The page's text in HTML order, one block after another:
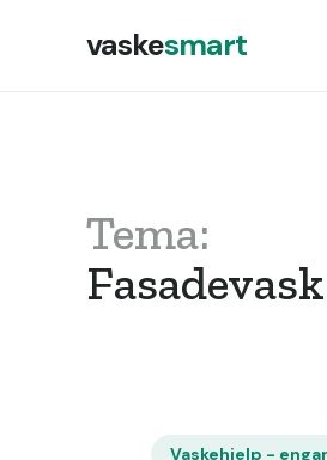
vaskesmart
Tema:
Fasadevask
Vaskehjelp -